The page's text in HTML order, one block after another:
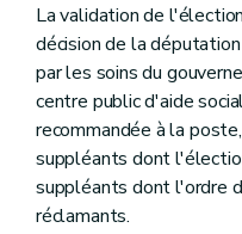
La validation de
décision de la
par les soins du
centre public d'aide
recommandée à la
suppléants dont
suppléants dont l'ordre
réclamants.